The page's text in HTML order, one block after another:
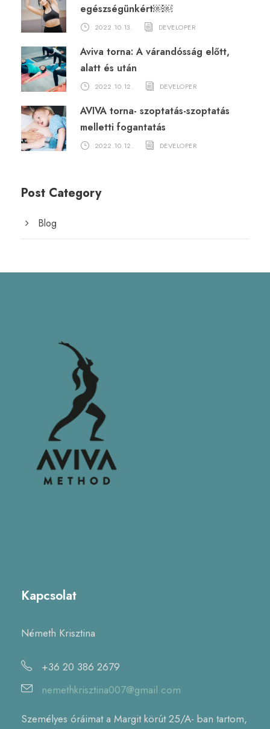
egészségünkért￼￼
2022.10.13. DEVELOPER
Aviva torna: A várandósság előtt,
alatt és után
2022.10.12. DEVELOPER
AVIVA torna- szoptatás-szoptatás
melletti fogantatás
2022.10.12. DEVELOPER
Post Category
Blog
Kapcsolat
Németh Krisztina
+36 20 386 2679
nemethkrisztina007@gmail.com
Személyes óráimat a Margit körút 25/A- ban tartom,